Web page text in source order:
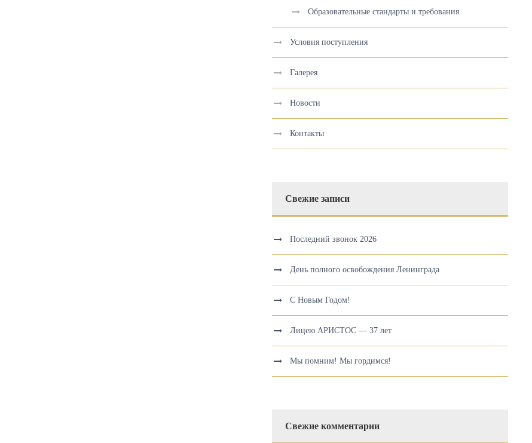
Образовательные стандарты и требования
Условия поступления
Галерея
Новости
Контакты
Свежие записи
Последний звонок 2026
День полного освобождения Ленинграда
С Новым Годом!
Лицею АРИСТОС — 37 лет
Мы помним! Мы гордимся!
Свежие комментарии